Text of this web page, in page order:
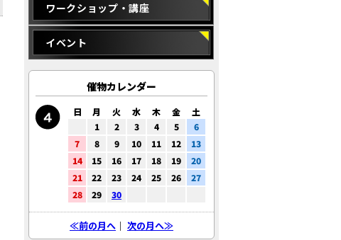
ワークショップ・講座
イベント
催物カレンダー
日 月 火 水 木 金
土
1
2 3 4 5
6
7
8 9 10 11 12
13
14
15 16 17 18 19
20
21
22 23 24 25 26
27
28
29 30
≪前の月へ ｜ 次の月へ≫